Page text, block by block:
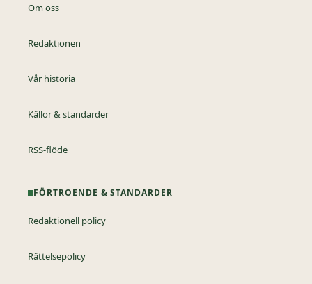
Om oss
Redaktionen
Vår historia
Källor & standarder
RSS-flöde
FÖRTROENDE & STANDARDER
Redaktionell policy
Rättelsepolicy